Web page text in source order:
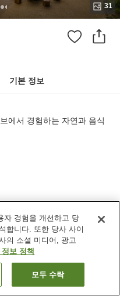
31
기본 정보
에서 경험하는 자연과 음식
배
라이브 롯코
자 경험을 개선하고 당
합니다. 또한 당사 사이
의 소셜 미디어, 광고
보 정책
모두 수락